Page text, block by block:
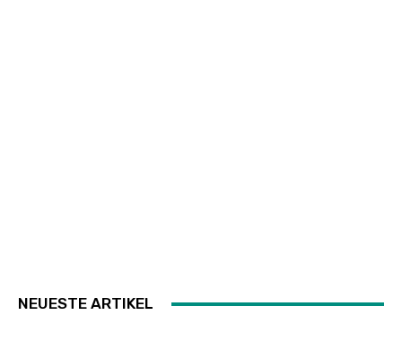
NEUESTE ARTIKEL